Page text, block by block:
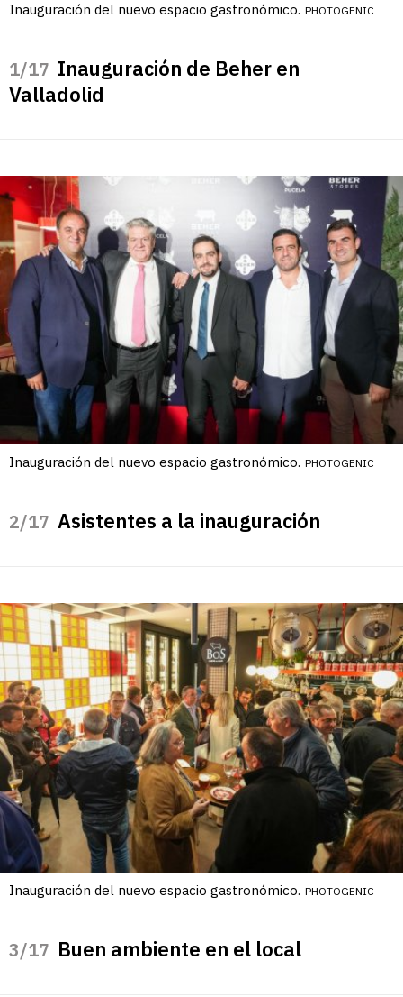
Inauguración del nuevo espacio gastronómico. PHOTOGENIC
/17 Inauguración de Beher en
Valladolid
Inauguración del nuevo espacio gastronómico. PHOTOGENIC
/17 Asistentes a la inauguración
Inauguración del nuevo espacio gastronómico. PHOTOGENIC
/17 Buen ambiente en el local